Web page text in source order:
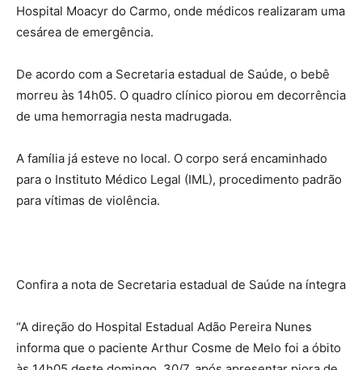
Hospital Moacyr do Carmo, onde médicos realizaram uma
cesárea de emergência.
De acordo com a Secretaria estadual de Saúde, o bebê
morreu às 14h05. O quadro clínico piorou em decorrência
de uma hemorragia nesta madrugada.
A família já esteve no local. O corpo será encaminhado
para o Instituto Médico Legal (IML), procedimento padrão
para vítimas de violência.
Confira a nota de Secretaria estadual de Saúde na íntegra
“A direção do Hospital Estadual Adão Pereira Nunes
informa que o paciente Arthur Cosme de Melo foi a óbito